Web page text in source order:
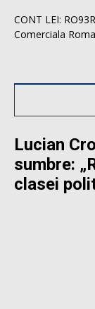
CONT LEI:
Comerciala
Lucian
sumbre:
clasei